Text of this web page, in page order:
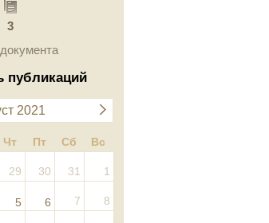
3
публикаций
2021
Чт Пт Сб Вс
29 30 31 1
5 6 7 8